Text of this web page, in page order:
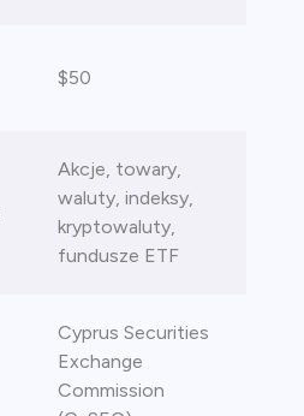
$50
Akcje, towary,
waluty, indeksy,
kryptowaluty,
fundusze ETF
Cyprus Securities
Exchange
Commission